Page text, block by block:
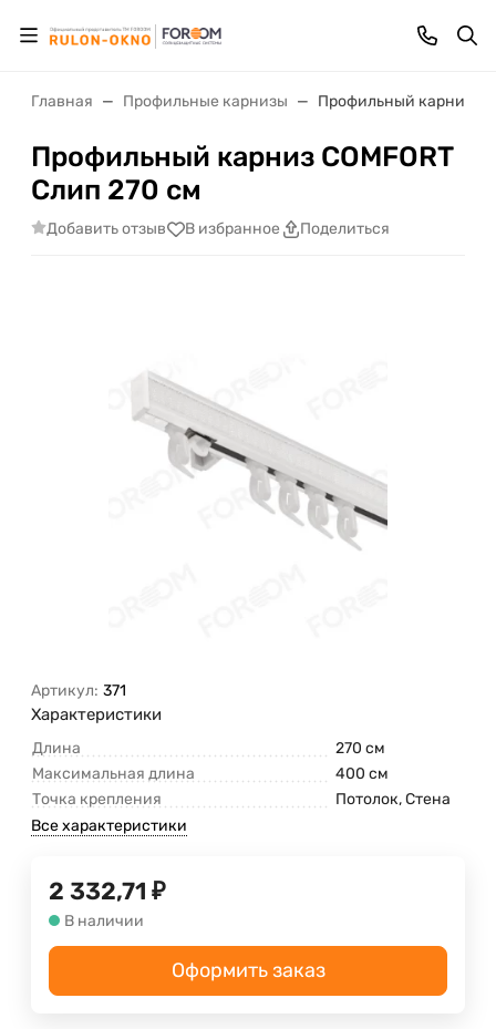
Главная Профильные карнизы Профильный карниз
Профильный карниз COMFORT
Слип 270 см
Добавить отзыв В избранное Поделиться
Артикул: 371
Характеристики
Длина
270 см
Максимальная длина
400 см
Точка крепления
Потолок, Стена
Все характеристики
2 332,71 ₽
В наличии
Оформить заказ